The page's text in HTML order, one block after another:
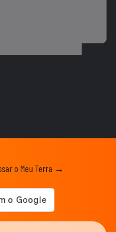
bençãos’: padre viraliza
com...
o Meu Terra →